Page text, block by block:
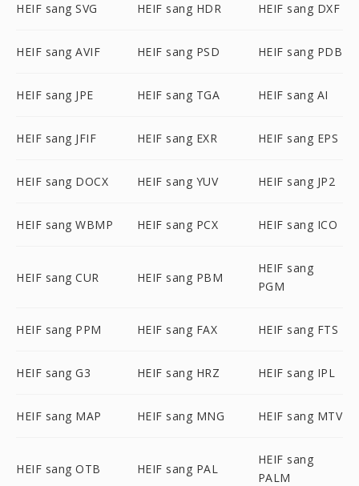
HEIF sang SVG HEIF sang HDR HEIF sang DXF
HEIF sang AVIF HEIF sang PSD HEIF sang PDB
HEIF sang JPE HEIF sang TGA HEIF sang AI
HEIF sang JFIF HEIF sang EXR HEIF sang EPS
HEIF sang DOCX HEIF sang YUV HEIF sang JP2
HEIF sang WBMP HEIF sang PCX HEIF sang ICO
HEIF sang CUR HEIF sang PBM
HEIF sang
PGM
HEIF sang PPM HEIF sang FAX HEIF sang FTS
HEIF sang G3 HEIF sang HRZ HEIF sang IPL
HEIF sang MAP HEIF sang MNG HEIF sang MTV
HEIF sang OTB HEIF sang PAL
HEIF sang
PALM